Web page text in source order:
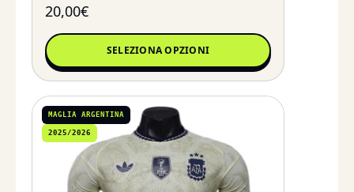
20,00€
SELEZIONA OPZIONI
MAGLIA ARGENTINA
2025/2026